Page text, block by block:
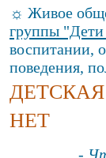
☼ Живое
группы
воспитании,
поведения,
НЕТ
-